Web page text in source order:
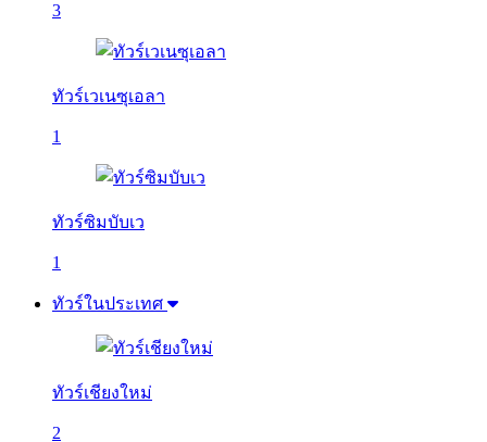
3
ทัวร์เวเนซุเอลา
1
ทัวร์ซิมบับเว
1
ทัวร์ในประเทศ
ทัวร์เชียงใหม่
2